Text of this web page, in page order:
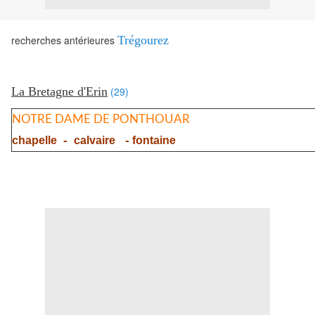
recherches antérieures Trégourez
La Bretagne d'Erin (29)
NOTRE DAME DE PONTHOUAR
chapelle - calvaire - fontaine